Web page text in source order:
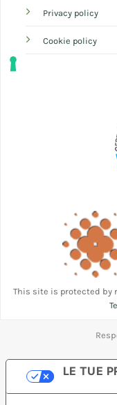
Privacy policy
Cookie policy
This site is protected by
LE TUE